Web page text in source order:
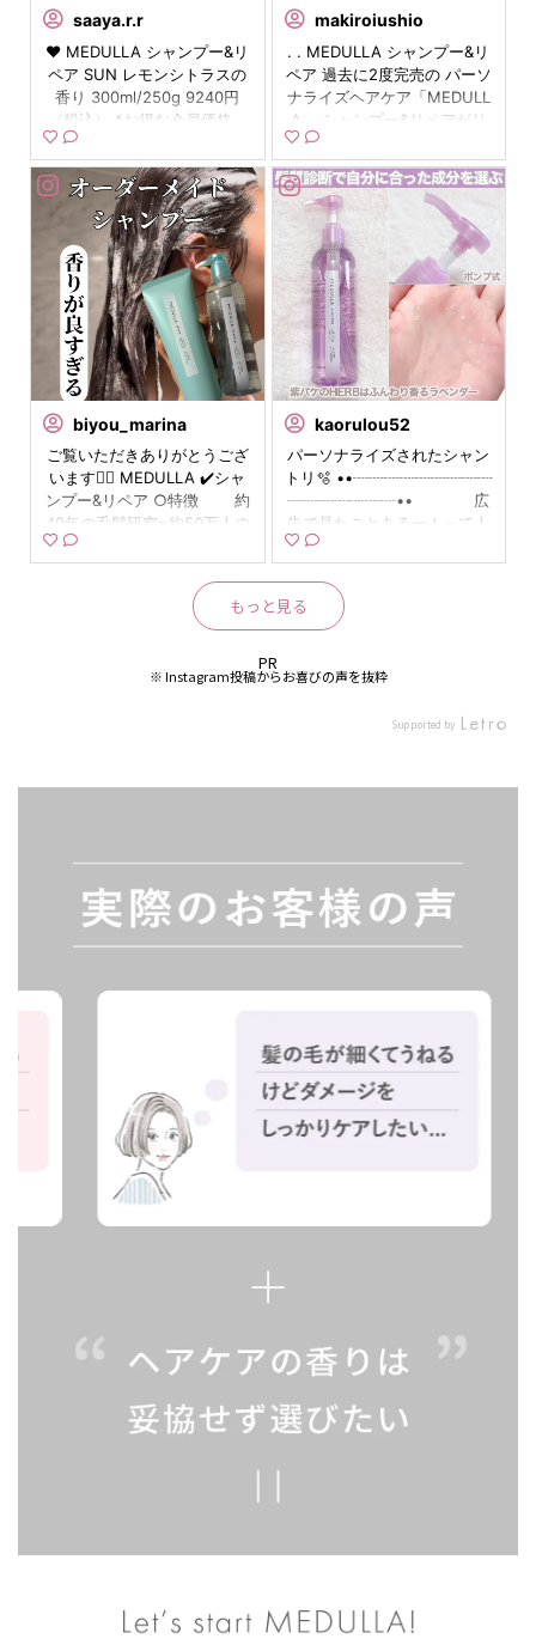
くて♡ 5つの中から選べて そ
れぞれボトルのカラーも違う
ので 選ぶのが楽しいです🎶 .
. 気分上がるお風呂タイムに
なりますよ🤗 ぜひチェック✔︎
してみてください✨ . . . #PR
#medulla #メデュラ #オーダ
ーメイドシャンプー #オーダ
ーメイドヘアケア #カスタマ
イズシャンプー #カスタマイ
ズヘアケア #髪質診断 #髪診
断 #トリートメント #ヘアケ
ア #ダメージヘアケア #ダメ
ージヘア #エイジングケア
ntkg.1135
#PR #MEDULLA #メデュラ
#オーダーメイドシャンプー
【MEDULLA/SHAMPOO & R
EPAIR】 リニューアルして香
りが5種類になったそう🫧 OC
EANを使用しました！！ 爽や
かな香りがお気に入り⭐ パー
ソナライズヘアケア✨ 診断し
て、自分だけの専用ヘアケア
プログラムなので 自分の気に
なる悩みがマシになる気がし
ます！！ 今回リニューアルし
て 診断と相談で作り上げるた
めに 商品やWEBサイトを全
面リニューアルしたそう◎ シ
ャンプーは泡立ちが良くて ス
ッキリ洗える感じがしてお気
に入り◎ トリートメントは滑
らかで 髪に馴染みやすいと感
じました！！ #ヘアケア #美
髪 #香りのある暮らし medull
a_jp
pakkiran9
MEDULLA パーソナライズシ
ャンプー&トリートメント 自
分の髪質に合わせて診断と 相
談で作り上げる ヘアケアサー
ビスがリニューアル✨ 香りは
5種類から選べます！ 泡立ち
がすごく良く濃密泡で洗い上
げるシャンプー🫧 洗い上がり
もきしまない！ お風呂場に置
いておくのにも可愛い🩷 朝も
香りが残っていい気分です！
#PR #MEDULLA #メデュラ
#オーダーメイドシャンプー
#ヘアケア #美髪 #香りのあ
る暮らし
komaaaa_25
⁡ ＼シャンプー難民必見！私だ
けのシャンプー見つけた✨／ ⁡
約7万通りの組み合わせから
自分だけの髪質にピッタリな
シャンプーが見つかるMEDU
LLAをつかってみたよ🫶 ⁡
色々とサロンシャンプーやら
市販のものを使ってはみたも
のの、なかなか自分の髪質に
シャンプー難民だった私。 M
して、なんと7万通りの組み
合わせからパーソナライズさ
れるんだそう！ WEBサイト
上にある髪質診断で髪の毛の
から、なにを使っていいのか
ーには自分の名前を印字でき
て特別感があるし、プレゼン
トとして送っても喜ばれそ
う❣️ ⁡ 新しく誕生したエレガン
トムスクは上品なお花の香り
で、ふわっと香るたびに癒や
されます🌱 全部で5つの香り
って変更できるよ☺️ 夏になっ
たらまた別の処方をしてもら
⡱𖧷⢄⡱𖧷⢄⡱𖧷⢄⡱𖧷⢄⡱𖧷 ✔
MEDULLA MEDULLA シャン
ント #パーソナライズ #ヘア
ケア #美髪 #PR #MEDULLA
kyooh.ko
MEDULLA様より頂きました
13個の質問に答えるだけでそ
の時の自分に ぴったりのシャ
ンプー&トリートメントが届
く ヘアケアプログラムがリニ
ューアルしたよ🧴✨ 他のMED
ULLA投稿 #kyoko_____med
ulla #PR #MEDULLA #メデ
ュラ #オーダーメイドシャン
のある暮らし
もっと見る
※ Instagram投稿からお喜びの声を抜粋
PR
Supported by
た。 －－－－－－－－－－－
－－－－－－－－－ 🙆‍♂️お気
に入りポイント ・ボトルが可
愛い ・しっとりなめらかな使
用感 🙅‍♂️気になるポイント ・
香りが好みでなかった －－－
－－－－－－－－－－－－－
－－－－ ｜私の髪質、悩み｜
髪質：超剛毛、超多毛、癖
毛。部分的に捻転毛あり。 悩
み：頭皮と髪の乾燥、ダメー
ジ、枝毛、表面と襟足の捻転
毛のチリチリ。 胸下ロングヘ
ア、週数回コテ使用。毛先の
長さによる痛み、襟足と表面
の癖が強い部分の痛みが強い
です。 ｜ボトル｜ シャンプ
ーはポンプタイプ、トリート
メントはチューブタイプで
す。とにかくボトルが可愛
い。色は香りで違うみたい
で、フラワーの香りはコーラ
ルピンクです。 シャンプーは
最初シルバーのキャップ付き
に差し替えてから使います。
どっちも可愛い。 ｜香り｜
「Flower」 ラズベリー、カ
チナシ、ムスク、パチュリ 人
でパウダリーな甘みのないフ
かり香り、ドライ後もほんの
りした香りが残りました。 個
人的にはこの香りが苦手なの
きな方には物足りない位の香
柔らかい泡がたっぷり出来て
モコモコの泡立ちです。 ロン
グヘアですが、しっとりとし
た洗い心地でストレス無く洗
えました。 重すぎず軽やかで
すが滑らかな使用感で好みで
チャです。 流すのはちょっと
時間がかかるタイプで、ヌル
流してあげる必要はある感じ
用感で気に入りました。 個人
少し弱めに香ると嬉しいかな
してくれます。 ⁡ 香りの種類
は５種類。 質問から好みの香
りを選んでくれますよ。 ⁡ 私
が使用ているこちらの香りは
ラベンダーハーブの香りの
「HERB」。 ⁡ 香りもふわっと
した泡立ちも良く 心地良く洗
えています。 ⁡ 髪の悩みやな
りたい髪はそれぞれ違うので
自分にぴったりのシャンプー
に出会えることが 魅力的で嬉
しいですね。 ⁡ MEDULLAで
自分ぴったりのシャンプー み
つけてみませんか♪ ⁡ #PR #M
EDULLA #メデュラ #オーダ
ーメイドシャンプー #シャン
プー #ヘアケア #美髪 #香り
のある暮らし medulla_jp
saaya.r.r
❤︎ MEDULLA シャンプー&リ
ペア SUN レモンシトラスの
香り 300ml/250g 9240円
（税込） *お得な会員価格、
定期コースもあるよ✨ パーソ
ナライズヘアケアMEDULLA
の シャンプー&リペアがリニ
ューアル🩷 ボトルに自分の名
前も入るよ✨ 自分専用のヘア
ケアって感じで素敵💓 化粧箱
に入っていて、プレゼントに
もおすすめ♡ ⁡ 診断と相談で
つくりあげる、 あなた専用の
ヘアケアプログラムとして、
13個の質問に回答していくと
約7万通りの中から ひとりひ
とりの悩みや なりたい理想に
合った物を教えてくれるの❣️
黄色いボトルは SUN レモン
シトラスの香り💛 グレープフ
ルーツのような、レモンティ
ーのような スッキリとしたい
い匂い💕 とろっとしたテクス
く、 シャンプーだけでも指通
りがよかった✨ キシキシもし
クスチャー✨ 髪全体に馴染ま
す。効果には個人差がありま
す。 自分専用のヘアケア ぜ
ひ試してみてね❤️ #PR#MED
makiroiushio
. . MEDULLA シャンプー&リ
ペア 過去に2度完売の パーソ
ナライズヘアケア「MEDULL
A」 シャンプー&リペアがリ
ニューアル⋆⸜𝐧𝐞𝐰⸝⋆ 今回のリ
ニューアルでは 「診断と相談
でつくりあげる、あなた専用
の ヘアケアプログラム」とし
て☺️ ❁︎容量が増えて 1.5ヶ月
分に ❁︎処方リニューアルでエ
イジングケア*にも対応 ❁︎あ
なたの毎日を彩どる5種の香
り ❁︎ニックネームの入った自
分だけのオーダーメイド品 *
年齢に応じたケアのこと 髪の
悩みや理想って人それぞれだ
から 美容の専門家に相談し
て、自分の髪質に合った もの
を処方してもらえるのは嬉し
い🥰🙌 今回私はラベンダーハ
ーブの香りを 使ってみたんだ
けど、華やかな香りがお風呂
場に 広がっていい匂い🤞🏻💜
立ちで トリートメントはしっ
とりしたつけ心地で するする
ーダーメイドシャンプー #ヘ
らし medulla_jp
biyou_marina
ご覧いただきありがとうござ
います🙂‍↕️ MEDULLA ✔️シャ
ンプー&リペア ○特徴 約
40年の毛髪研究×約50万人の
お客様の声を元に、約7万通
りから購入者1人1人に向けた
オーダーメイドシャンプーを
作れる！ プロ監修の香水シャ
ンプーで複合的な大人の髪悩
テクスチャー、香りを カスタ
ながら潤いを与える アミノ酸
系のベタインシャンプー！ そ
して、補修成分もたっぷり使
用しているから、まとまりの
の仕上がりになり、大満足◎
アー、ムスクの香りが好きな
人おすすめ！ #PR #MEDULL
A #メデュラ #オーダーメイ
ドシャンプー #ヘアケア #美
髪 #香りのある暮らし #スキ
ンケア好きな人と繋がりたい
kaorulou52
パーソナライズされたシャン
トリ🫧 ••┈┈┈┈┈┈┈┈┈
┈┈┈┈┈┈┈•• 広
告で見たことあるー！って人
も多いかな😙？ 髪質診断で7
万通りから選んでくれる シャ
ントリが私にぴったりで感動
♪ MEDULLA シャンプー
＆リペア（HERB） medulla_j
まりがある「うるサラ」髪に
なツヤ感も ・ふわっと優雅に
7万通りから自分に合ったも
のを選んでくれる ・髪質診断
で悩みを解決して理想に近づ
ける 公式ホームページ
『3,980円』で試せちゃう！
是非試してみてね💗 #P
R #MEDULLA #メデュラ #オ
ーダーメイドシャンプー #ヘ
らし #おすすめシャンプー #
ャンプー #シャンプーマニア
スメ #コスメマニア #コスメ
紹介 #コスメ好きさんと繋が
メレビュー #コスメレポ
もっと見る
※ Instagram投稿からお喜びの声を抜粋
PR
Supported by